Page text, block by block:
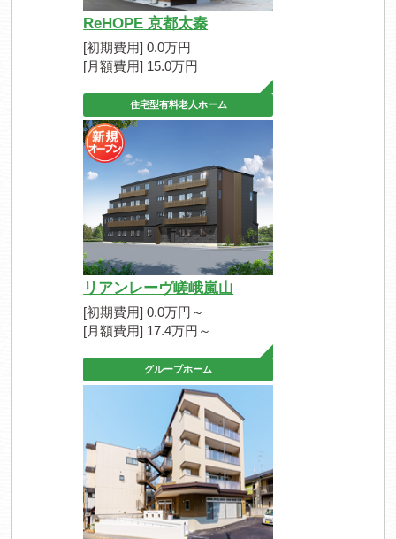
ReHOPE 京都太秦
[初期費用] 0.0万円
[月額費用] 15.0万円
住宅型有料老人ホーム
リアンレーヴ嵯峨嵐山
[初期費用] 0.0万円～
[月額費用] 17.4万円～
グループホーム